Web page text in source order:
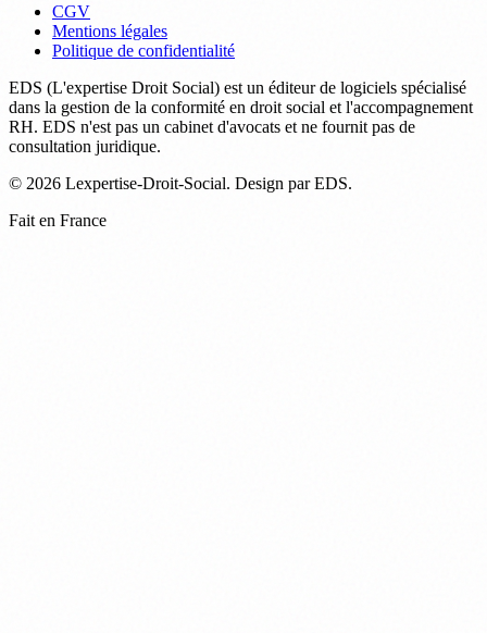
CGV
Mentions légales
Politique de confidentialité
EDS (L'expertise Droit Social) est un éditeur de logiciels spécialisé
dans la gestion de la conformité en droit social et l'accompagnement
RH. EDS n'est pas un cabinet d'avocats et ne fournit pas de
consultation juridique.
© 2026 Lexpertise-Droit-Social. Design par EDS.
Fait en France